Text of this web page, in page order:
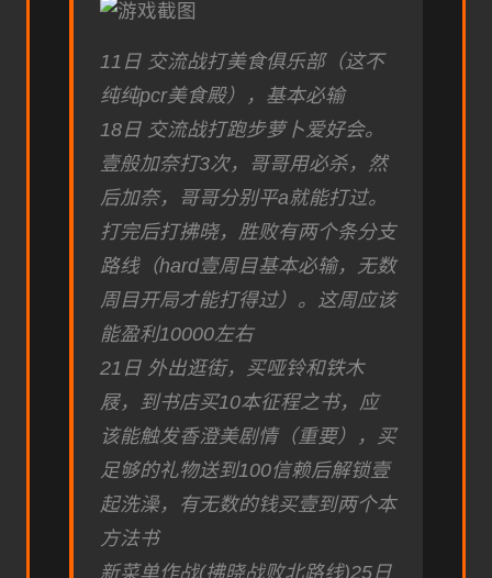
11日 交流战打美食俱乐部（这不
纯纯pcr美食殿），基本必输
18日 交流战打跑步萝卜爱好会。
壹般加奈打3次，哥哥用必杀，然
后加奈，哥哥分别平a就能打过。
打完后打拂晓，胜败有两个条分支
路线（hard壹周目基本必输，无数
周目开局才能打得过）。这周应该
能盈利10000左右
21日 外出逛街，买哑铃和铁木
屐，到书店买10本征程之书，应
该能触发香澄美剧情（重要），买
足够的礼物送到100信赖后解锁壹
起洗澡，有无数的钱买壹到两个本
方法书
新菜单作战(拂晓战败北路线)25日